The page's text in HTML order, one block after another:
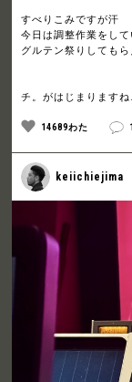
すべりこみですが汗
今日は調整作業をし
グルテン祭りしてもら
チ。がはじまりますね
14689わた
keiichiejima